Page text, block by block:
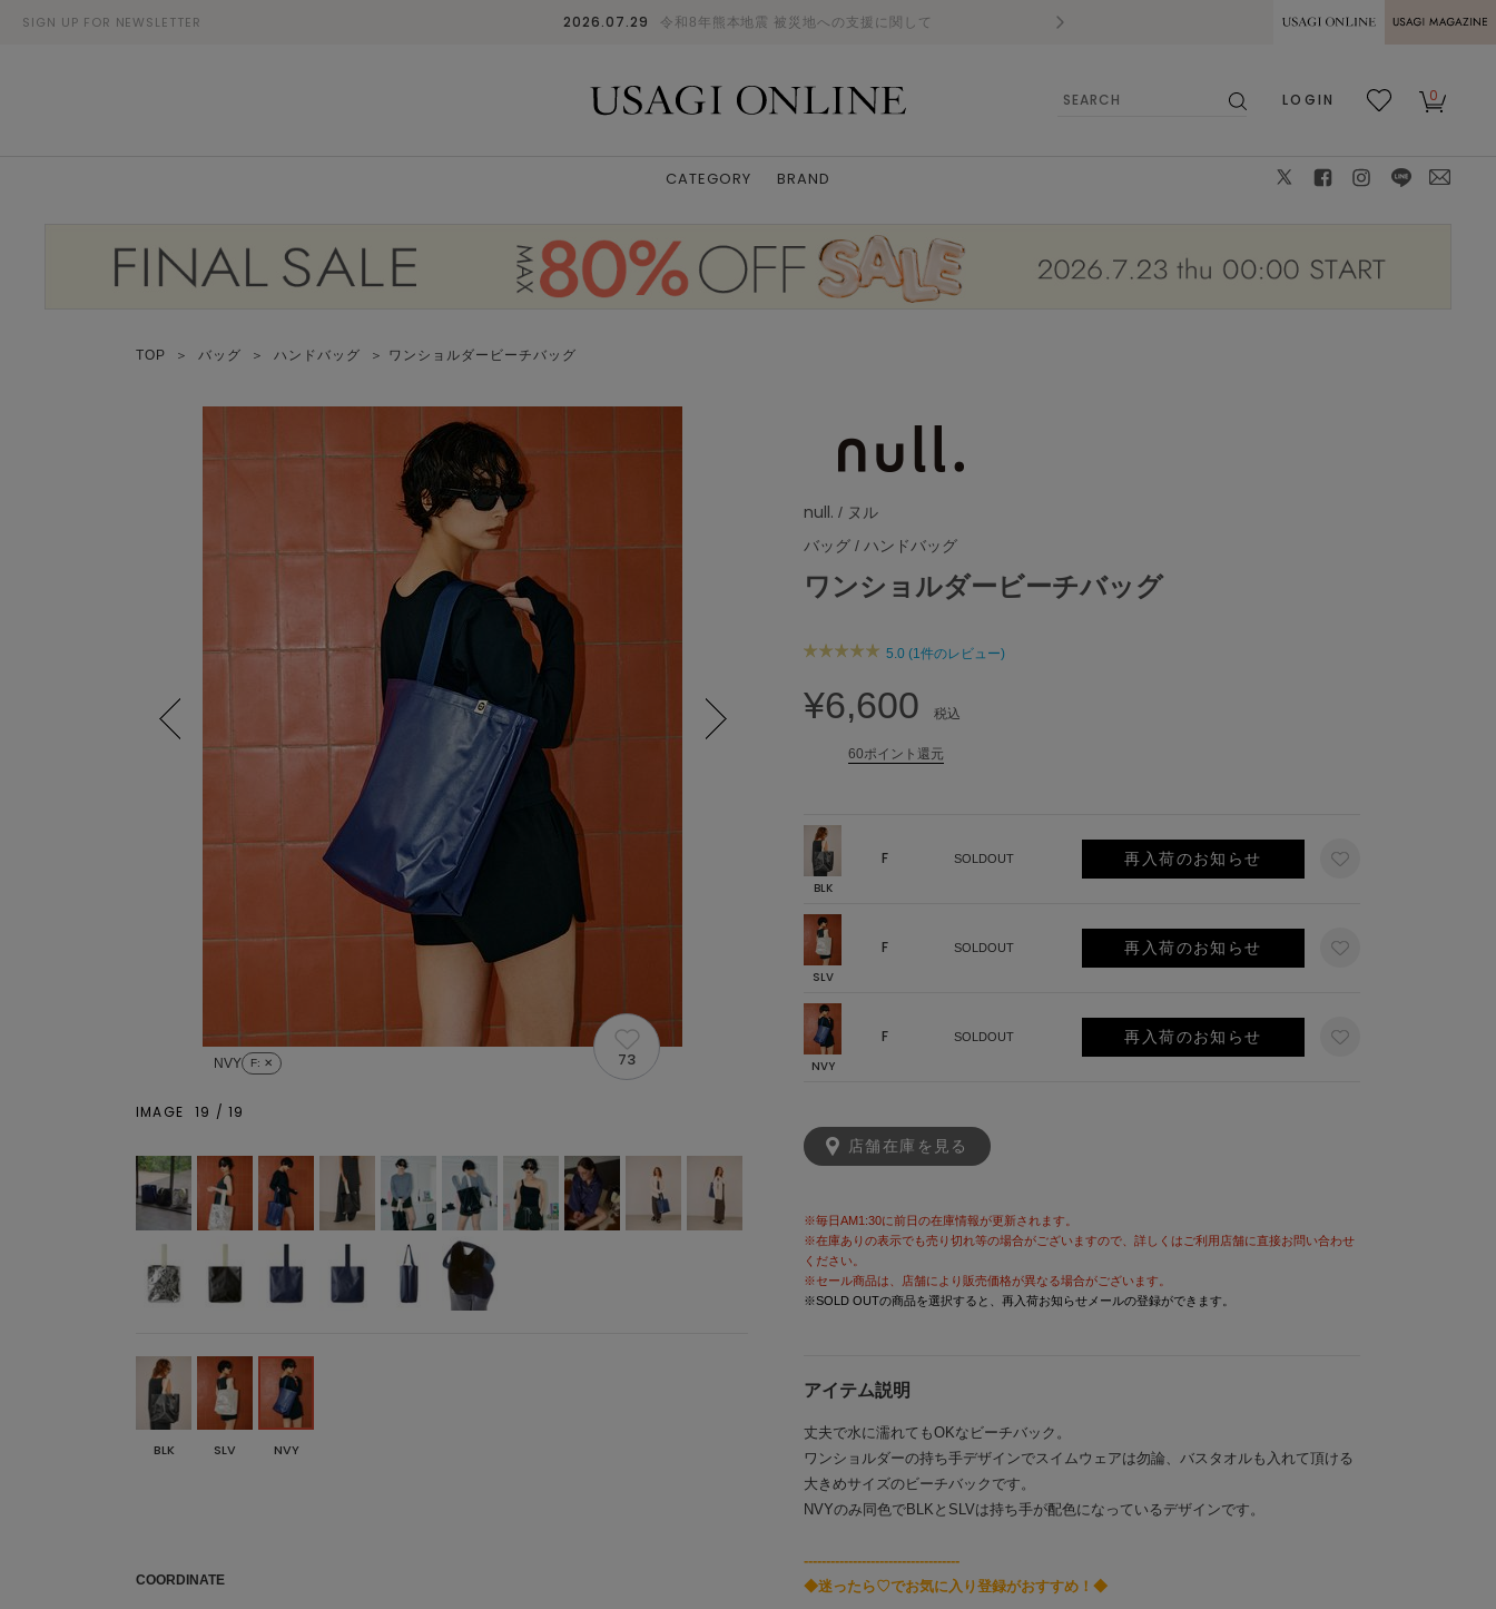
SIGN UP FOR NEWSLETTER 2026.07.29 令和8年熊本地震 被災地への支援に関して 熊本県熊本地方を震源とする地震の影響に
MAGAZINE
LOGIN
0
CATEGORY BRAND
TOP ＞ バッグ ＞ ハンドバッグ ＞ ワンショルダービーチバッグ
null. / ヌル
バッグ / ハンドバッグ
ワンショルダービーチバッグ
5.0 (1件のレビュー)
¥6,600 税込
60ポイント還元
BLK
F SOLDOUT 再入荷のお知らせ
SLV
F SOLDOUT 再入荷のお知らせ
NVY
F SOLDOUT 再入荷のお知らせ
店舗在庫を見る
※毎日AM1:30に前日の在庫情報が更新されます。
※在庫ありの表示でも売り切れ等の場合がございますので、詳しくはご利用店舗に直接お問い合わせ
ください。
※セール商品は、店舗により販売価格が異なる場合がございます。
※SOLD OUTの商品を選択すると、再入荷お知らせメールの登録ができます。
アイテム説明
丈夫で水に濡れてもOKなビーチバック。
ワンショルダーの持ち手デザインでスイムウェアは勿論、バスタオルも入れて頂ける
大きめサイズのビーチバックです。
NVYのみ同色でBLKとSLVは持ち手が配色になっているデザインです。
-----------------------------------
◆迷ったら♡でお気に入り登録がおすすめ！◆
NVY F: ✕ 73
IMAGE 19 /19
BLK SLV NVY
COORDINATE